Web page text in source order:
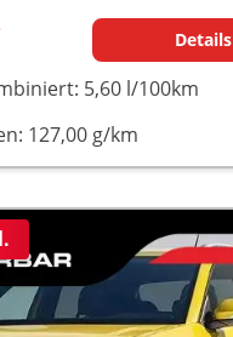
Details
5,60 l/100km
127,00 g/km